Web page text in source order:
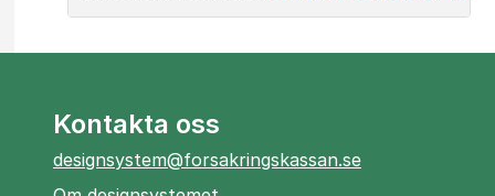
Kontakta oss
designsystem@forsakringskassan.se